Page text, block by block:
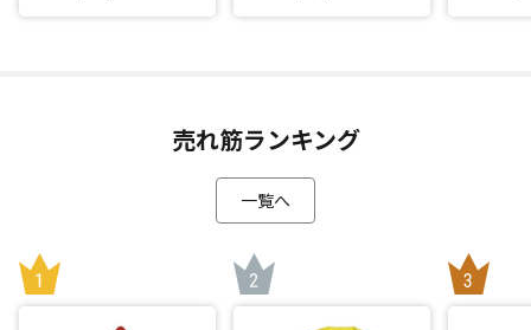
売れ筋ランキング
一覧へ